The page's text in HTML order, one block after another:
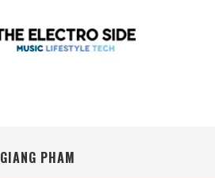
GIANG PHAM